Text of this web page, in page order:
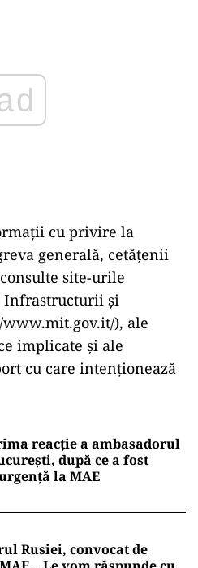
cu privire la
generală, cetăţenii
site-urile
şi
), ale
implicate şi ale
cu care intenţionează
reacție a ambasadorul
după ce a fost
la MAE
Rusiei, convocat de